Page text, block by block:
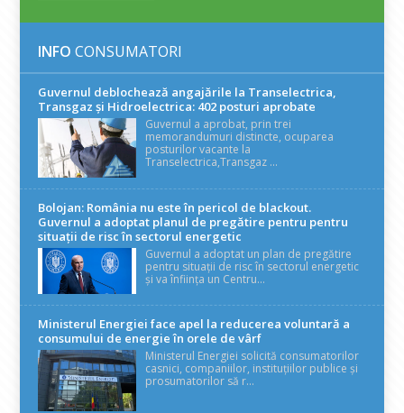
INFO CONSUMATORI
Guvernul deblochează angajările la Transelectrica,
Transgaz și Hidroelectrica: 402 posturi aprobate
Guvernul a aprobat, prin trei
memorandumuri distincte, ocuparea
posturilor vacante la
Transelectrica,Transgaz ...
Bolojan: România nu este în pericol de blackout.
Guvernul a adoptat planul de pregătire pentru pentru
situații de risc în sectorul energetic
Guvernul a adoptat un plan de pregătire
pentru situații de risc în sectorul energetic
și va înființa un Centru...
Ministerul Energiei face apel la reducerea voluntară a
consumului de energie în orele de vârf
Ministerul Energiei solicită consumatorilor
casnici, companiilor, instituțiilor publice și
prosumatorilor să r...